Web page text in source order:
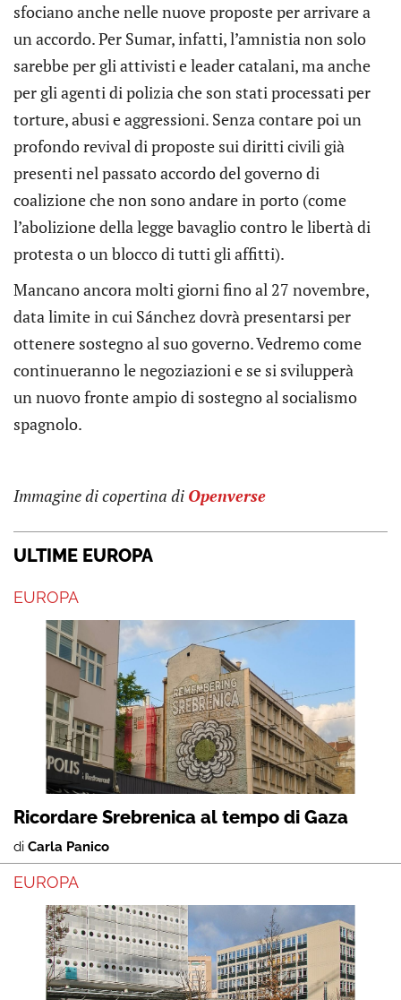
sfociano anche nelle nuove proposte per arrivare a
un accordo. Per Sumar, infatti, l’amnistia non solo
sarebbe per gli attivisti e leader catalani, ma anche
per gli agenti di polizia che son stati processati per
torture, abusi e aggressioni. Senza contare poi un
profondo revival di proposte sui diritti civili già
presenti nel passato accordo del governo di
coalizione che non sono andare in porto (come
l’abolizione della legge bavaglio contro le libertà di
protesta o un blocco di tutti gli affitti).
Mancano ancora molti giorni fino al 27 novembre,
data limite in cui Sánchez dovrà presentarsi per
ottenere sostegno al suo governo. Vedremo come
continueranno le negoziazioni e se si svilupperà
un nuovo fronte ampio di sostegno al socialismo
spagnolo.
Immagine di copertina di Openverse
ULTIME EUROPA
EUROPA
Ricordare Srebrenica al tempo di Gaza
di Carla Panico
EUROPA